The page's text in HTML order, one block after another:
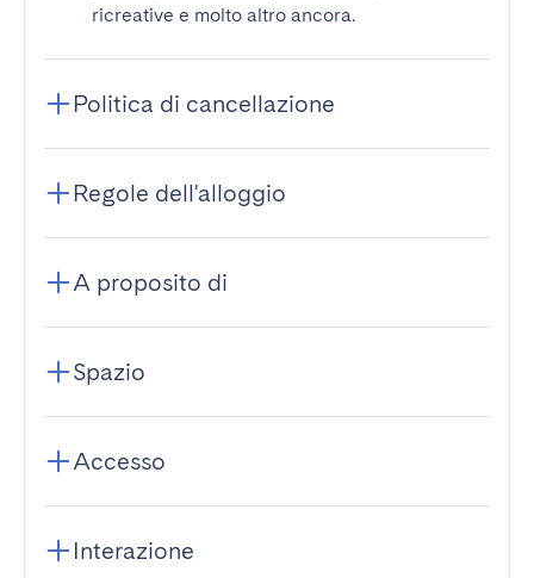
ricreative e molto altro ancora.
Politica di cancellazione
Regole dell'alloggio
A proposito di
Spazio
Accesso
Interazione